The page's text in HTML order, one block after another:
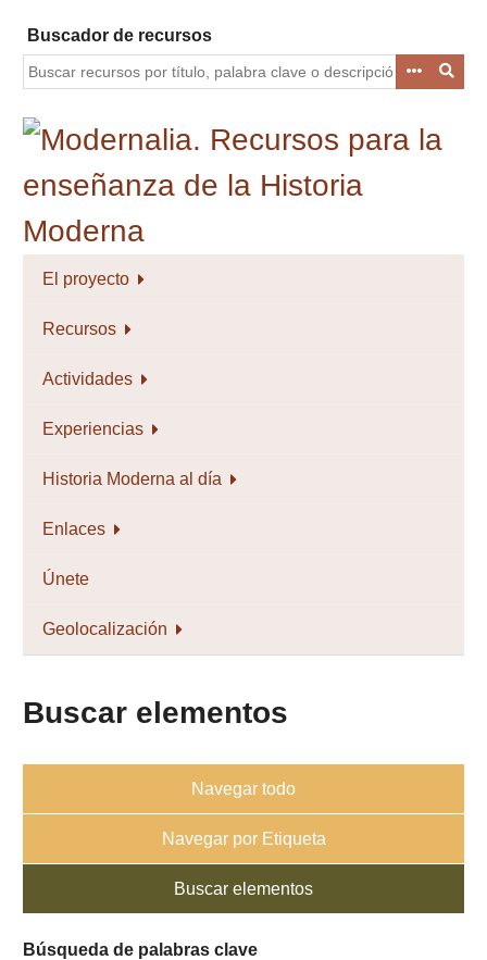
contenido
principal
Buscador de recursos
El proyecto
Recursos
Actividades
Experiencias
Historia Moderna al día
Enlaces
Únete
Geolocalización
Buscar elementos
Navegar todo
Navegar por Etiqueta
Buscar elementos
Búsqueda de palabras clave